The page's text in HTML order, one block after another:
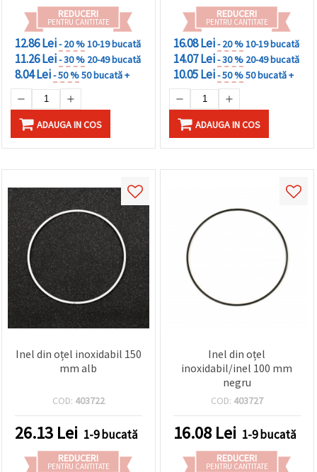
REDUCERI
PENTRU CANTITATE
12.86 Lei- 20 %10-19 bucată
11.26 Lei- 30 % 20-49 bucată
8.04 Lei- 50 %50 bucată +
ADAUGA IN COS
REDUCERI
PENTRU CANTITATE
16.08 Lei- 20 %10-19 bucată
14.07 Lei- 30 % 20-49 bucată
10.05 Lei- 50 %50 bucată +
ADAUGA IN COS
Inel din oțel inoxidabil 150
mm alb
COD: 403722
26.13 Lei 1-9 bucată
REDUCERI
PENTRU CANTITATE
Inel din oțel
inoxidabil/inel 100 mm
negru
COD: 403727
16.08 Lei 1-9 bucată
REDUCERI
PENTRU CANTITATE